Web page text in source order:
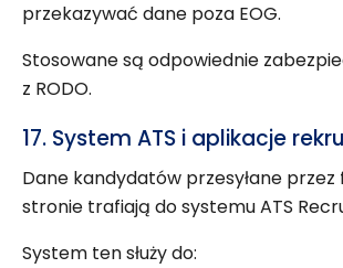
przekazywać dane poza EOG.
Stosowane są odpowiednie
z RODO.
17. System ATS i aplikacje
Dane kandydatów przesyłane
stronie trafiają do systemu ATS
System ten służy do: